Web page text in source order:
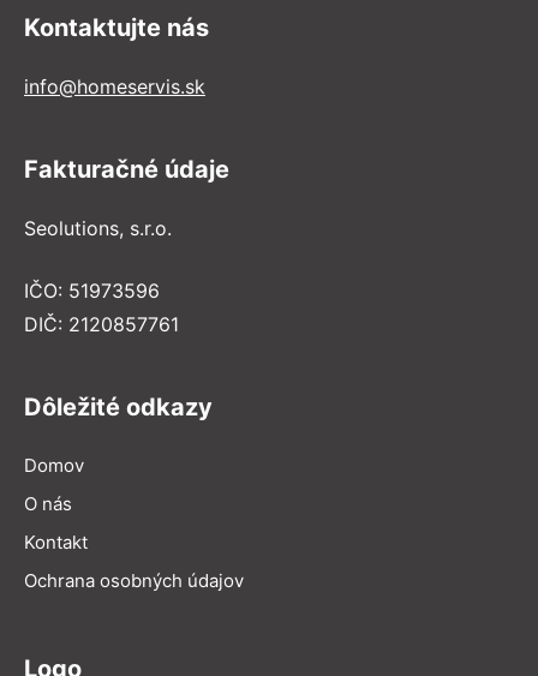
Kontaktujte nás
info@homeservis.sk
Fakturačné údaje
Seolutions, s.r.o.
IČO: 51973596
DIČ: 2120857761
Dôležité odkazy
Domov
O nás
Kontakt
Ochrana osobných údajov
Logo